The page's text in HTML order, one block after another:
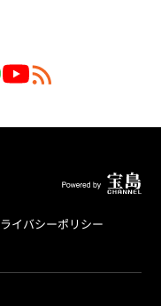
イバシーポリシー